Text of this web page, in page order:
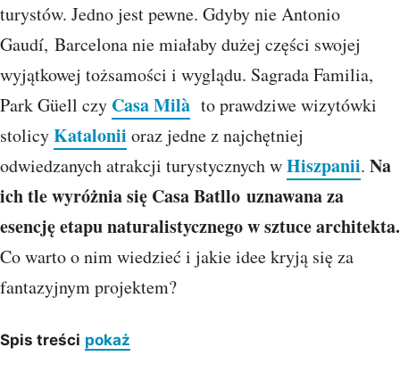
turystów. Jedno jest pewne. Gdyby nie Antonio
Gaudí, Barcelona nie miałaby dużej części swojej
wyjątkowej tożsamości i wyglądu. Sagrada Familia,
Park Güell czy Casa Milà to prawdziwe wizytówki
stolicyKatalonii oraz jedne z najchętniej
odwiedzanych atrakcji turystycznych wHiszpanii. Na
ich tle wyróżnia się Casa Batllo uznawana za
esencję etapu naturalistycznego w sztuce architekta.
Co warto o nim wiedzieć i jakie idee kryją się za
fantazyjnym projektem?
Spis treści pokaż